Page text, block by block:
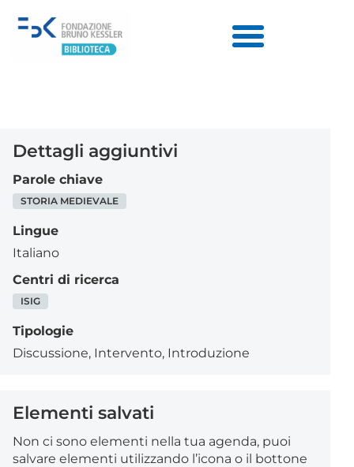
Dettagli aggiuntivi
Parole chiave
STORIA MEDIEVALE
Lingue
Italiano
Centri di ricerca
ISIG
Tipologie
Discussione, Intervento, Introduzione
Elementi salvati
Non ci sono elementi nella tua agenda, puoi
salvare elementi utilizzando l’icona o il bottone